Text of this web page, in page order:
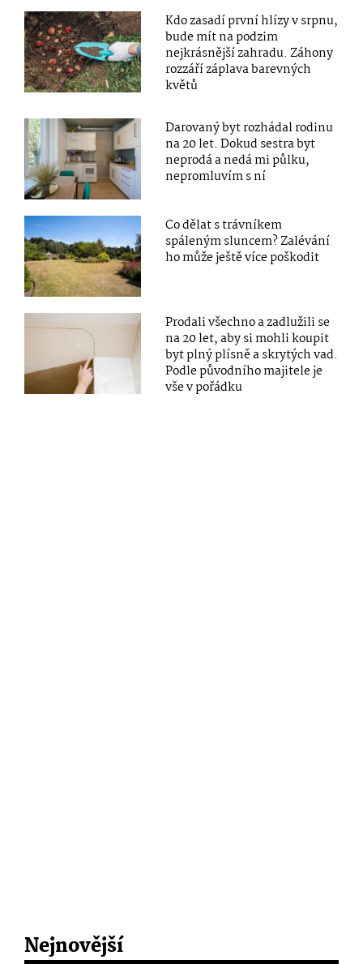
Kdo zasadí první hlízy v srpnu,
bude mít na podzim
nejkrásnější zahradu. Záhony
rozzáří záplava barevných
květů
Darovaný byt rozhádal rodinu
na 20 let. Dokud sestra byt
neprodá a nedá mi půlku,
nepromluvím s ní
Co dělat s trávníkem
spáleným sluncem? Zalévání
ho může ještě více poškodit
Prodali všechno a zadlužili se
na 20 let, aby si mohli koupit
byt plný plísně a skrytých vad.
Podle původního majitele je
vše v pořádku
Nejnovější